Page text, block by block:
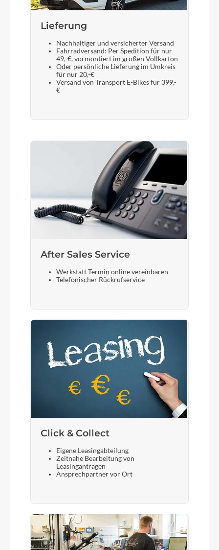
Lieferung
Nachhaltiger und versicherter Versand
Fahrradversand: Per Spedition für nur
49,-€, vormontiert im großen Vollkarton
Oder persönliche Lieferung im Umkreis
für nur 20,-€
Versand von Transport E-Bikes für 399,-
€
After Sales Service
Werkstatt Termin online vereinbaren
Telefonischer Rückrufservice
Click & Collect
Eigene Leasingabteilung
Zeitnahe Bearbeitung von
Leasinganträgen
Ansprechpartner vor Ort